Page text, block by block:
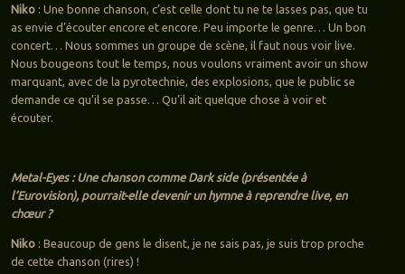
Niko: Une bonne chanson, c’est celle dont tu ne te lasses pas, que tu
as envie d’écouter encore et encore. Peu importe le genre… Un bon
concert… Nous sommes un groupe de scène, il faut nous voir live.
Nous bougeons tout le temps, nous voulons vraiment avoir un show
marquant, avec de la pyrotechnie, des explosions, que le public se
demande ce qu’il se passe… Qu’il ait quelque chose à voir et
écouter.
Metal-Eyes : Une chanson comme Dark side (présentée à
l’Eurovision), pourrait-elle devenir un hymne à reprendre live, en
chœur ?
Niko: Beaucoup de gens le disent, je ne sais pas, je suis trop proche
de cette chanson (rires) !